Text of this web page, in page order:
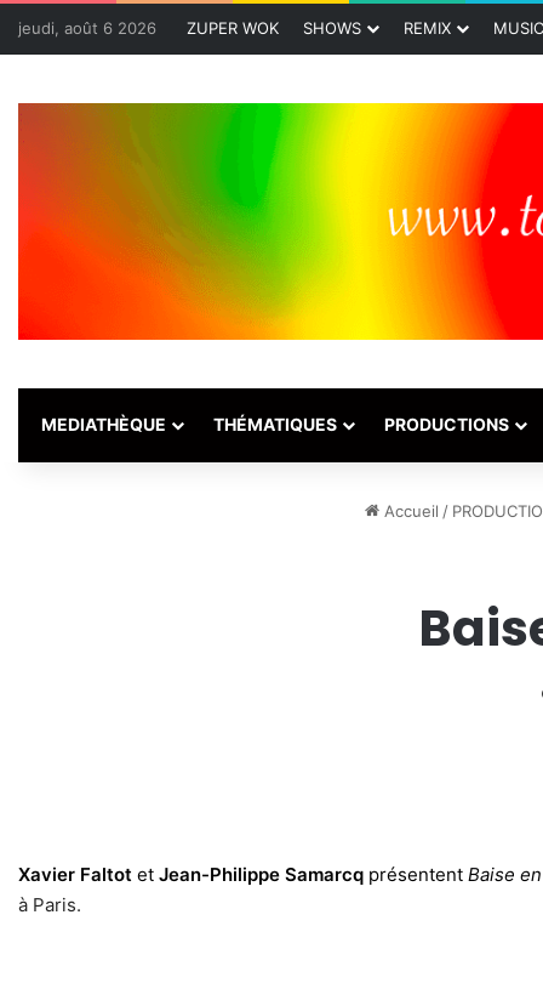
jeudi, août 6 2026 ZUPER WOK SHOWS REMIX MUSIC
MEDIATHÈQUE THÉMATIQUES PRODUCTIONS
Accueil /
Xavier Faltot et Jean-Philippe Samarcq présentent Baise
à Paris.